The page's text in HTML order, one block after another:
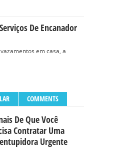
De Encanador
em casa, a
COMMENTS
De Que Você
Contratar Uma
Urgente